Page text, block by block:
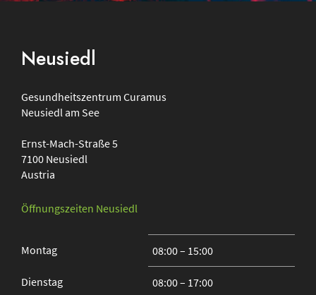
Footer
Neusiedl
Gesundheitszentrum Curamus
Neusiedl am See
Ernst-Mach-Straße 5
7100 Neusiedl
Austria
Öffnungszeiten Neusiedl
Montag 08:00 – 15:00
Dienstag 08:00 – 17:00